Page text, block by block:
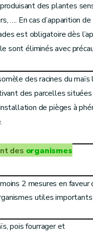
des plantes
…. En cas d’apparition
est obligatoire dès
sont éliminés avec
des racines du
des parcelles
de pièges à
des organismes
2 mesures en faveur
utiles
pois fourrager et